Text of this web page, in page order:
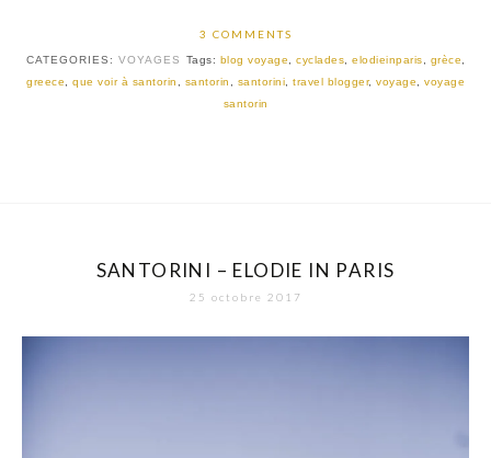
3 COMMENTS
CATEGORIES: VOYAGES Tags: blog voyage cyclades elodieinparis grèce
greece
que voir à santorin santorin santorini travel blogger, voyage
voyage
santorin
SANTORINI – ELODIE IN PARIS
25 octobre 2017